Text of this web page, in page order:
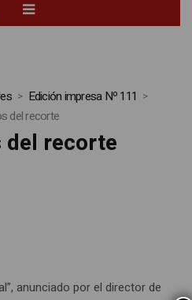
Edición impresa Nº 111
del recorte
del recorte
anunciado por el director de